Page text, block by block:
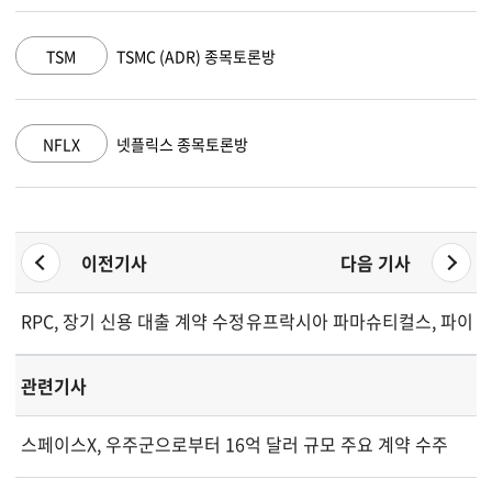
TSM TSMC (ADR) 종목토론방
NFLX 넷플릭스 종목토론방
이전기사 다음 기사
RPC, 장기 신용 대출 계약 수정 및 연장유프락시아 파마슈티컬스, 파이
관련기사
스페이스X, 우주군으로부터 16억 달러 규모 주요 계약 수주